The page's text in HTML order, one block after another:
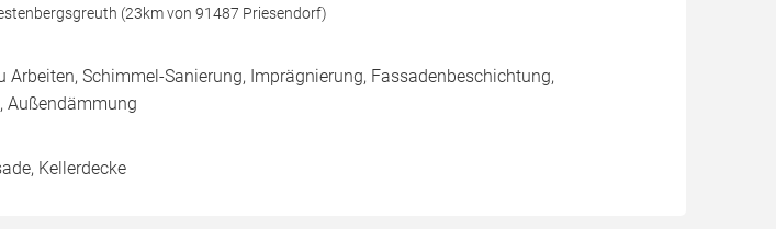
(23km von 91487 Priesendorf)
Arbeiten, Schimmel-Sanierung, Imprägnierung, Fassadenbeschichtung,
Außendämmung
Kellerdecke